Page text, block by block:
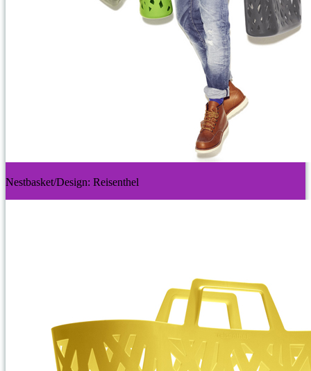
Nestbasket/Design: Reisenthel